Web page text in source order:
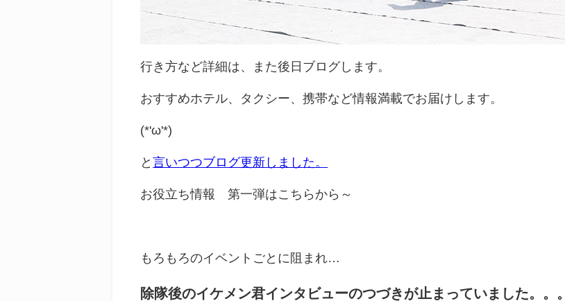
行き方など詳細は、また後日ブログします。
おすすめホテル、タクシー、携帯など情報満載でお届けします。
(*'ω'*)
と言いつつブログ更新しました。
お役立ち情報 第一弾はこちらから～
もろもろのイベントごとに阻まれ…
除隊後のイケメン君インタビューのつづきが止まっていました。。。